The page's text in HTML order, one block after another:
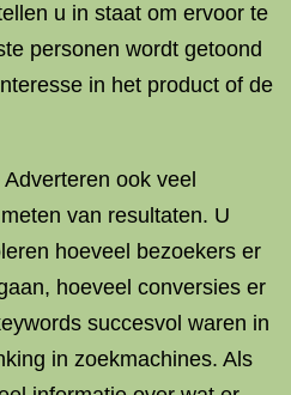
u in staat om ervoor te
personen wordt getoond
in het product of de
ook veel
van resultaten. U
hoeveel bezoekers er
hoeveel conversies er
succesvol waren in
in zoekmachines. Als